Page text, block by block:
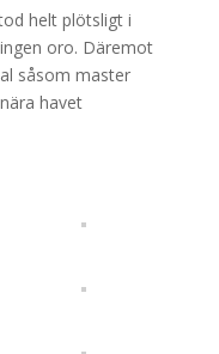
helt plötsligt i
oro. Däremot
såsom master
havet